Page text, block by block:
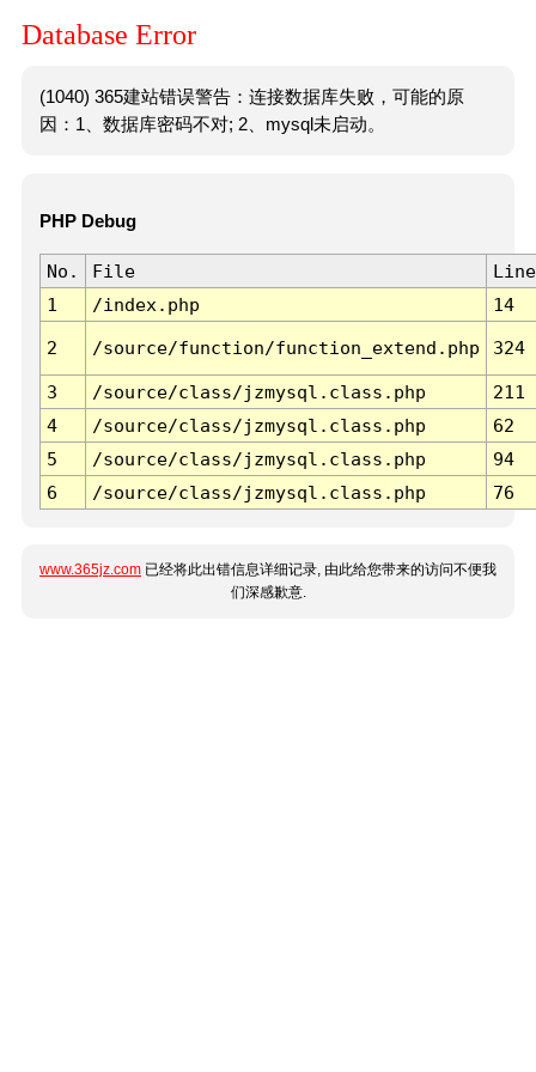
Database Error
(1040) 365建站错误警告：连接数据库失败，可能的原
因：1、数据库密码不对; 2、mysql未启动。
PHP Debug
No. File
Line
1
/index.php 14
2 /source/function/function_extend.php 324
3 /source/class/jzmysql.class.php
211
4
/source/class/jzmysql.class.php
62
5
/source/class/jzmysql.class.php
94
6
/source/class/jzmysql.class.php 76
www.365jz.com 已经将此出错信息详细记录, 由此给您带来的访问不便我
们深感歉意.